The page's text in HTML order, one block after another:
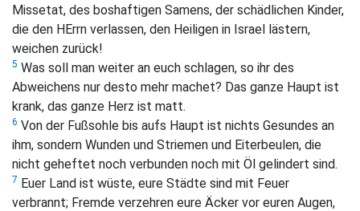
Missetat, des boshaftigen Samens, der schädlichen Kinder,
die den HErrn verlassen, den Heiligen in Israel lästern,
weichen zurück!
5 Was soll man weiter an euch schlagen, so ihr des
Abweichens nur desto mehr machet? Das ganze Haupt ist
krank, das ganze Herz ist matt.
6 Von der Fußsohle bis aufs Haupt ist nichts Gesundes an
ihm, sondern Wunden und Striemen und Eiterbeulen, die
nicht geheftet noch verbunden noch mit Öl gelindert sind.
7 Euer Land ist wüste, eure Städte sind mit Feuer
verbrannt; Fremde verzehren eure Äcker vor euren Augen,